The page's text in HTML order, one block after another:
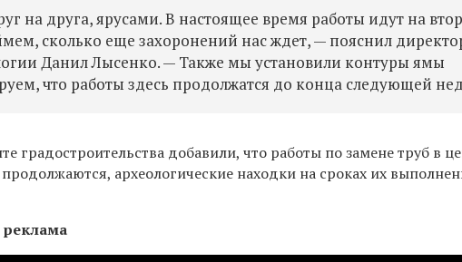
на друга, ярусами. В настоящее время работы идут на
сколько еще захоронений нас ждет, — пояснил
Данил Лысенко. — Также мы установили контуры ямы
что работы здесь продолжатся до конца следующей
градостроительства добавили, что работы по замене труб в
археологические находки на сроках их